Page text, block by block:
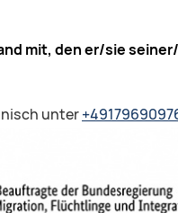
mit, den er/sie
unter